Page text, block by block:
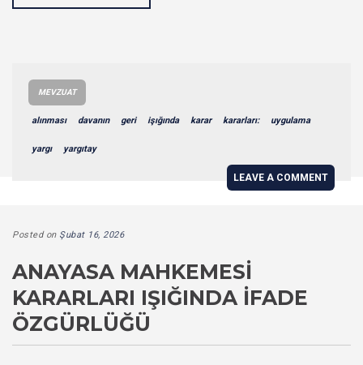
MEVZUAT
alınması davanın geri işığında karar kararları: uygulama
yargı yargıtay
LEAVE A COMMENT
Posted on Şubat 16, 2026
ANAYASA MAHKEMESI
KARARLARI IŞIĞINDA İFADE
ÖZGÜRLÜĞÜ